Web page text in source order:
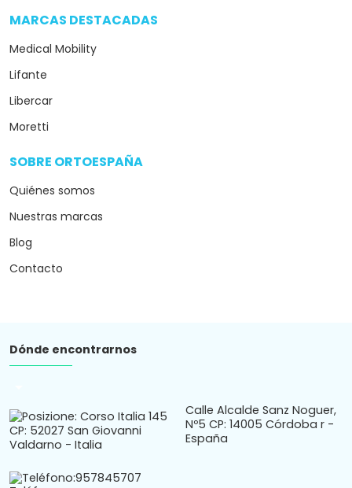
MARCAS DESTACADAS
Medical Mobility
Lifante
Libercar
Moretti
SOBRE ORTOESPAÑA
Quiénes somos
Nuestras marcas
Blog
Contacto
Dónde encontrarnos
Calle Alcalde Sanz Noguer,
Nº5 CP: 14005 Córdoba r -
España
Teléfono:957845707